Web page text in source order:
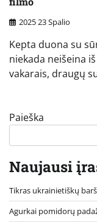
2025 23 Spalio
Kepta duona su
niekada neišeina
vakarais, draugų
Paieška
Naujausi
Tikras ukrainietiškų
Agurkai pomidorų